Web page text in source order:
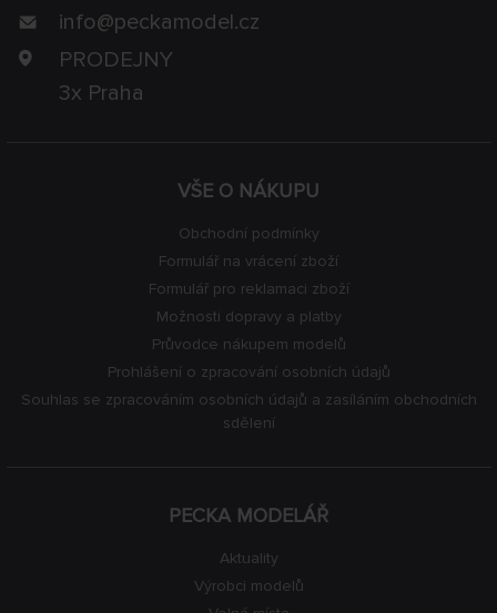
VŠE O NÁKUPU
Obchodní podmínky
Formulář na vrácení zboží
Formulář pro reklamaci zboží
Možnosti dopravy a platby
Průvodce nákupem modelů
Prohlášení o zpracování osobních údajů
Souhlas se zpracováním osobních údajů a zasíláním obchodních
sdělení
PECKA MODELÁŘ
Aktuality
Výrobci modelů
info@peckamodel.cz
PRODEJNY
3x Praha